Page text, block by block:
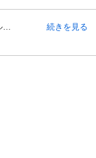
東都飯能カントリー倶楽部は、広大な敷地に広がるゴルフ場です。また、埼玉県にあるため都心からアクセスがしやすいことも人気の理由の一つです。 アクセス方法は、車であれば圏央道の青梅インターチェンジからゴルフ場に行く場合と、中央道八王子インターチェンジのいずれかの方法で行くことができ、いずれの方法もゴルフ場までは約30分で行くことができます。電車の場合は、西武池袋線に乗り飯能駅で下車します。飯能駅ではクラブバスが運行しているので、乗車することができます。 クラブハウス内にはレストランや、大浴場、ロッカールームという設備が整っています。また、レストランでは多彩なメニューが揃っています。その他、アプローチやバンカーの練習場も完備されています。 続きを見る